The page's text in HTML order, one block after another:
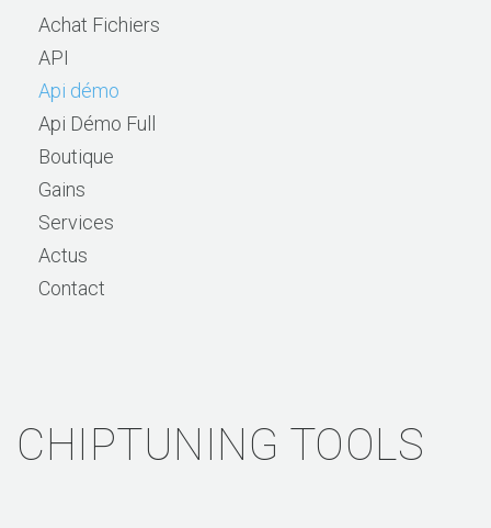
Achat Fichiers
API
Api démo
Api Démo Full
Boutique
Gains
Services
Actus
Contact
CHIPTUNING TOOLS